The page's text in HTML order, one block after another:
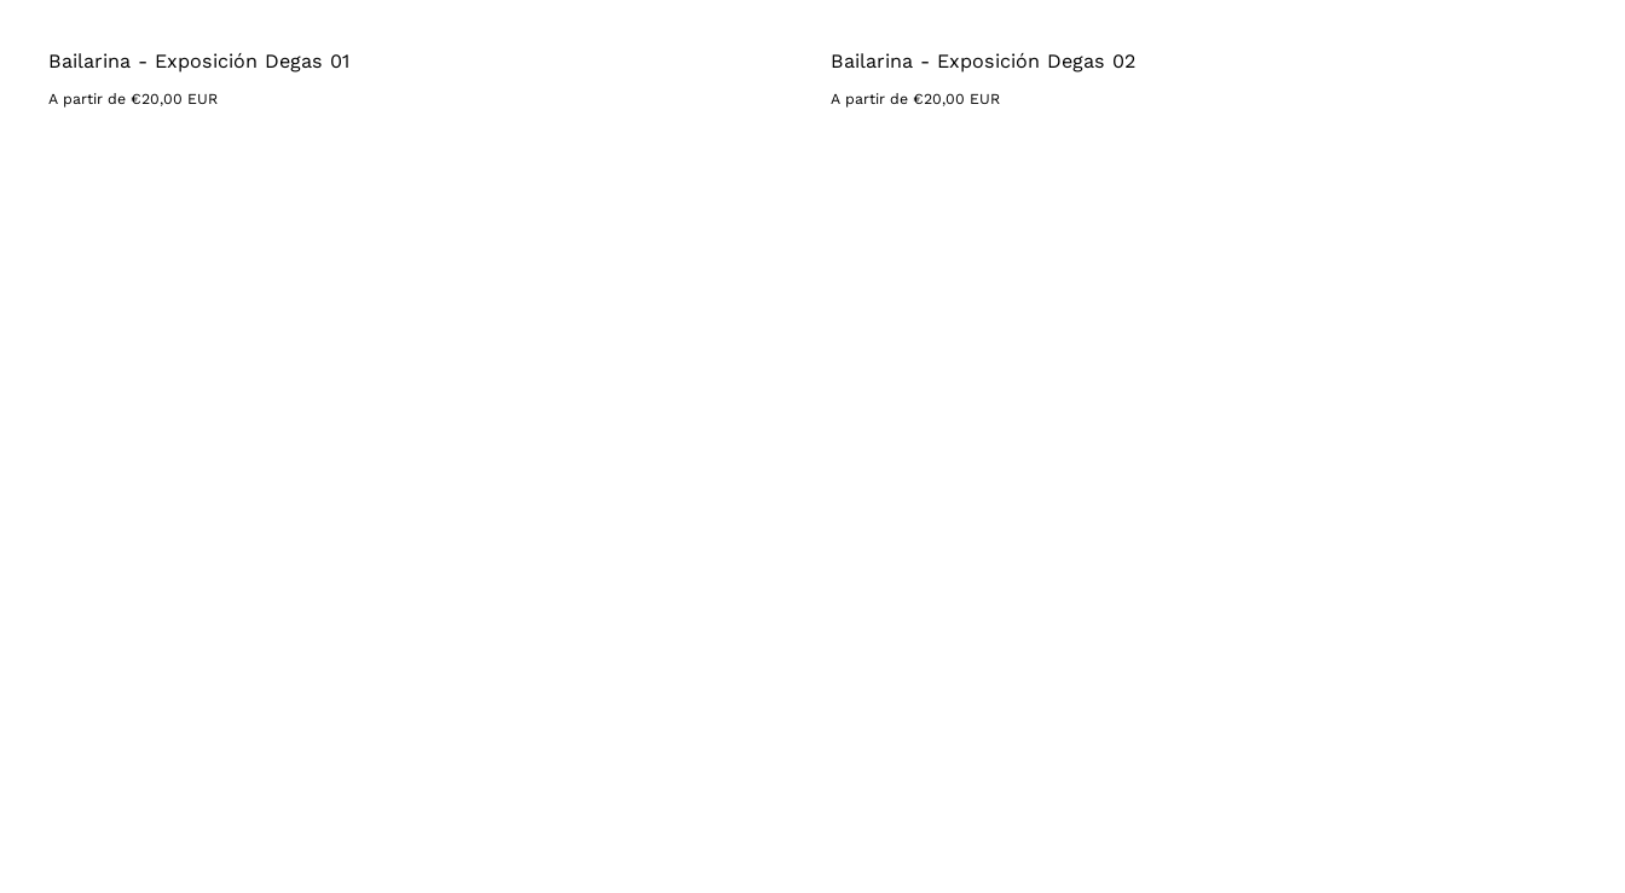
Bailarina - Exposición Degas 01
Precio
habitual
A partir de €20,00 EUR
Bailarina - Exposición Degas 02
Precio
habitual
A partir de €20,00 EUR